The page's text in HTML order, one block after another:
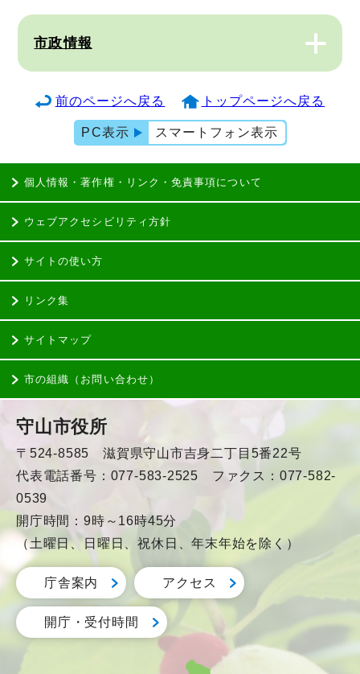
市政情報
前のページへ戻る トップページへ戻る
PC表示 スマートフォン表示
個人情報・著作権・リンク・免責事項について
ウェブアクセシビリティ方針
サイトの使い方
リンク集
サイトマップ
市の組織（お問い合わせ）
守山市役所
〒524-8585 滋賀県守山市吉身二丁目5番22号
代表電話番号：077-583-2525 ファクス：077-582-
0539
開庁時間：9時～16時45分
（土曜日、日曜日、祝休日、年末年始を除く）
庁舎案内 アクセス
開庁・受付時間